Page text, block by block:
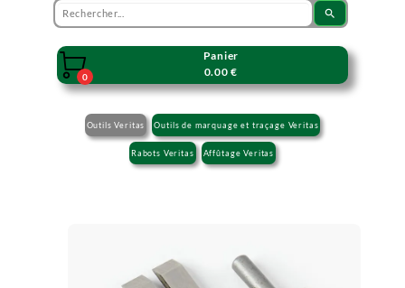
search

0
Panier
0.00 €
Outils Veritas Outils de marquage et traçage Veritas
Rabots Veritas Affûtage Veritas